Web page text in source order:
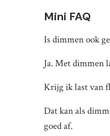
Mini FAQ
Is dimmen ook
Ja. Met dimmen
Krijg ik last van
Dat kan als
goed af.